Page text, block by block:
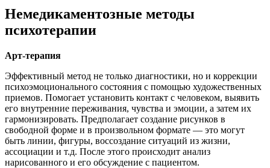
Немедикаментозные методы
психотерапии
Арт-терапия
Эффективный метод не только диагностики, но и коррекции
психоэмоционального состояния с помощью художественных
приемов. Помогает установить контакт с человеком, выявить
его внутренние переживания, чувства и эмоции, а затем их
гармонизировать. Предполагает создание рисунков в
свободной форме и в произвольном формате — это могут
быть линии, фигуры, воссоздание ситуаций из жизни,
ассоциации и т.д. После этого происходит анализ
нарисованного и его обсуждение с пациентом.